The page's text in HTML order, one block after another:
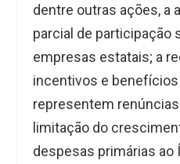
dentre outras ações, a
parcial de participação
empresas estatais; a
incentivos e
representem
limitação do
despesas primárias ao